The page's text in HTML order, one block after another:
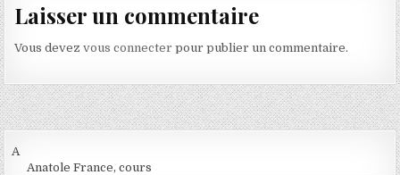
Laisser un commentaire
Vous devezvous connecter pour publier un commentaire.
A
Anatole France, cours